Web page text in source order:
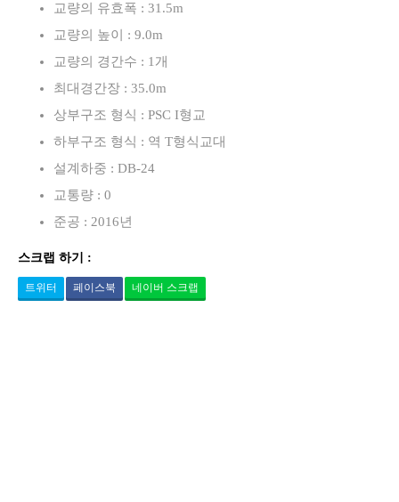
교량의 유효폭 : 31.5m
교량의 높이 : 9.0m
교량의 경간수 : 1개
최대경간장 : 35.0m
상부구조 형식 : PSC I형교
하부구조 형식 : 역 T형식교대
설계하중 : DB-24
교통량 : 0
준공 : 2016년
스크랩 하기 :
트위터 페이스북 네이버 스크랩